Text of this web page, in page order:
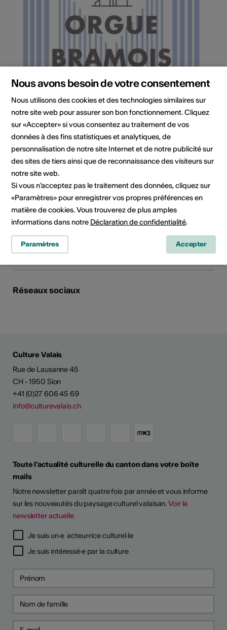
D'ARTISTES
Institution / organisation
Orgue Bramois
Association pour la mise en valeur et la sauvegarde de
l'orgue de Bramois
Jacques Emery
chemin des Cerisiers 3
1967 Bramois
Téléphone +41(0)792210294
Réservations +41(0)792210294
E-Mail
Site Internet
Planifier un itinéraire
Transports publics
Réseaux sociaux
Culture Valais
Rue de Lausanne 45
CH - 1950 Sion
+41 (0)27 606 45 69
info@culturevalais.ch
Toute l'actualité culturelle du canton dans votre boîte
mails
Notre newsletter paraît quatre fois par année et vous informe
sur les nouveautés du paysage culturel valaisan.Voir la
newsletter actuelle
Je suis un·e acteur·rice culturel·le
Je suis intéressé·e par la culture
Nous avons besoin de votre consentement
Nous utilisons des cookies et des technologies similaires sur
notre site web pour assurer son bon fonctionnement. Cliquez
sur «Accepter» si vous consentez au traitement de vos
données à des fins statistiques et analytiques, de
personnalisation de notre site Internet et de notre publicité sur
des sites de tiers ainsi que de reconnaissance des visiteurs sur
notre site web.
Si vous n’acceptez pas le traitement des données, cliquez sur
«Paramètres» pour enregistrer vos propres préférences en
matière de cookies. Vous trouverez de plus amples
informations dans notre Déclaration de confidentialité.
Paramètres Accepter